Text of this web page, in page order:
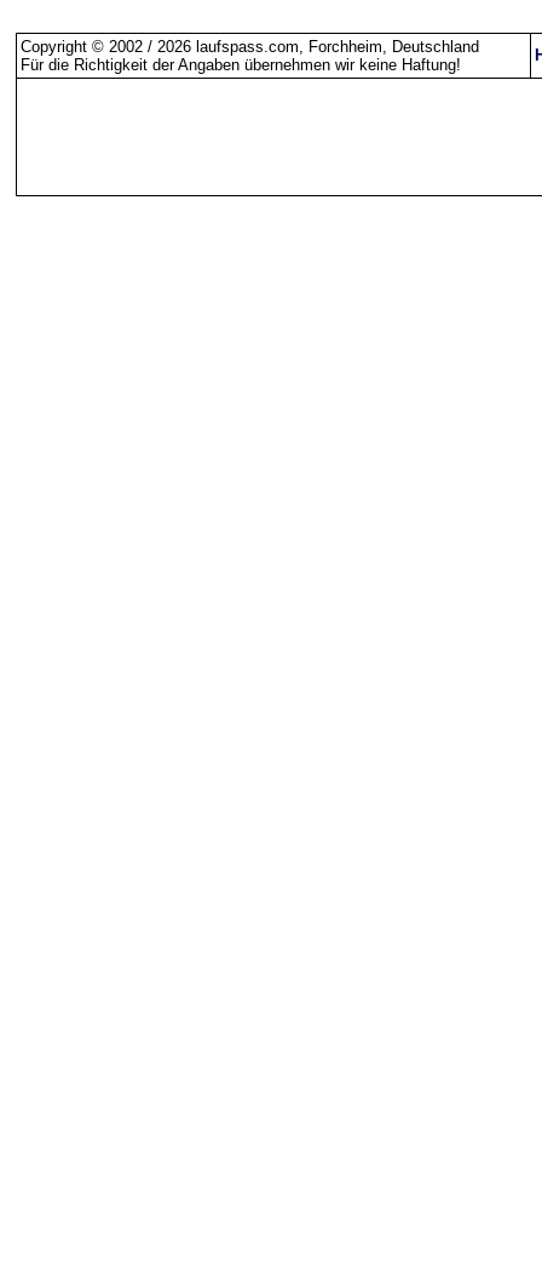
Copyright © 2002 / 2026 laufspass.com, Forchheim, Deutschland
Für die Richtigkeit der Angaben übernehmen wir keine Haftung!